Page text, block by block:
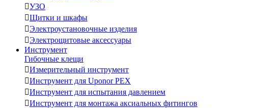
УЗО
Щитки и шкафы
Электроустановочные изделия
Электрощитовые аксессуары
Инструмент
Гибочные клещи
Измерительный инструмент
Инструмент для Uponor PEX
Инструмент для испытания давлением
Инструмент для монтажа аксиальных фитингов